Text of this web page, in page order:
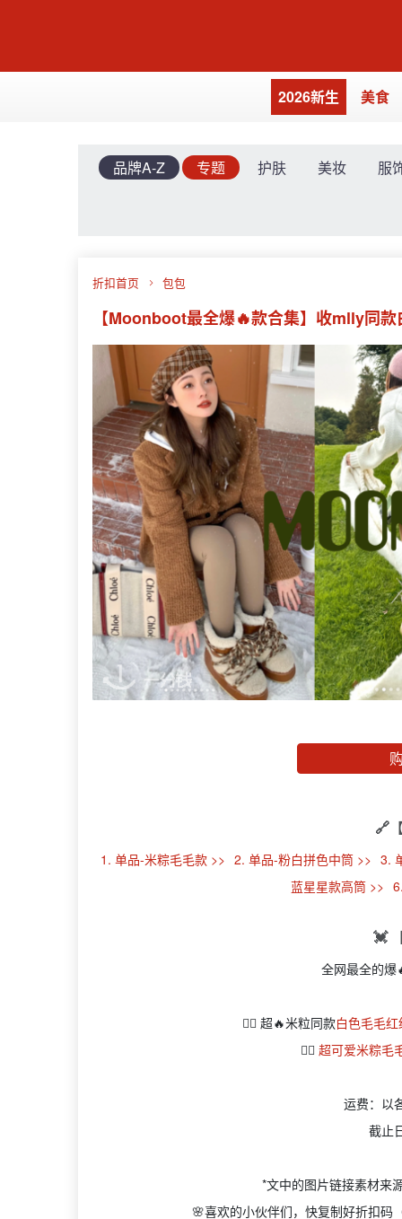
2026新生 美食
品牌A-Z 专题 护肤 美妆 服
折扣首页 包包
【Moonboot最全爆🔥款合集】收mlly同
🔗
1. 单品-米粽毛毛款 >> 2. 单品-粉白拼色中筒 >> 3.
蓝星星款高筒 >>
💓
全网最全的
👉🏻 超🔥米粒同款白色毛毛
👉🏻超可爱米粽毛
运费：以
截止
*文中的图片链接素材来
🌸喜欢的小伙伴们，快复制好折扣码